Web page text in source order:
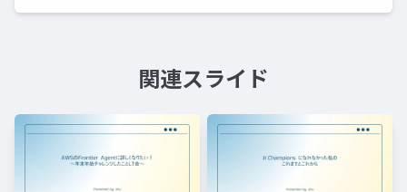
関連スライド